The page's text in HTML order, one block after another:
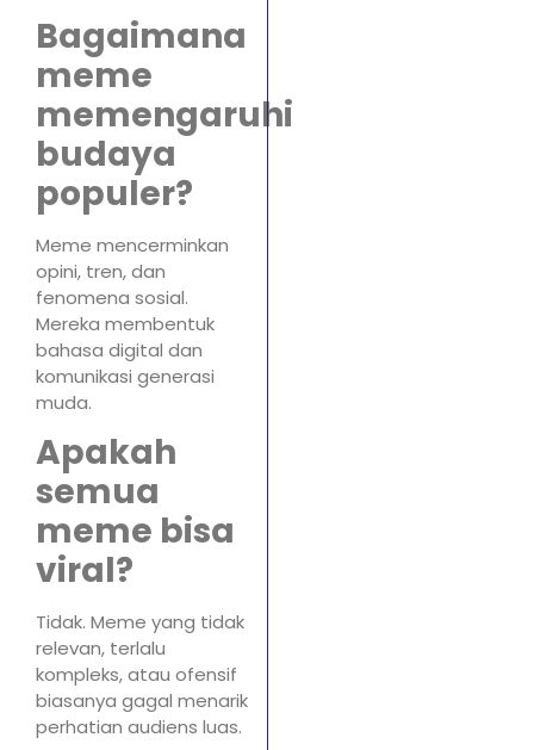
Bagaimana
meme
memengaruhi
budaya
populer?
Meme mencerminkan
opini, tren, dan
fenomena sosial.
Mereka membentuk
bahasa digital dan
komunikasi generasi
muda.
Apakah
semua
meme bisa
viral?
Tidak. Meme yang tidak
relevan, terlalu
kompleks, atau ofensif
biasanya gagal menarik
perhatian audiens luas.